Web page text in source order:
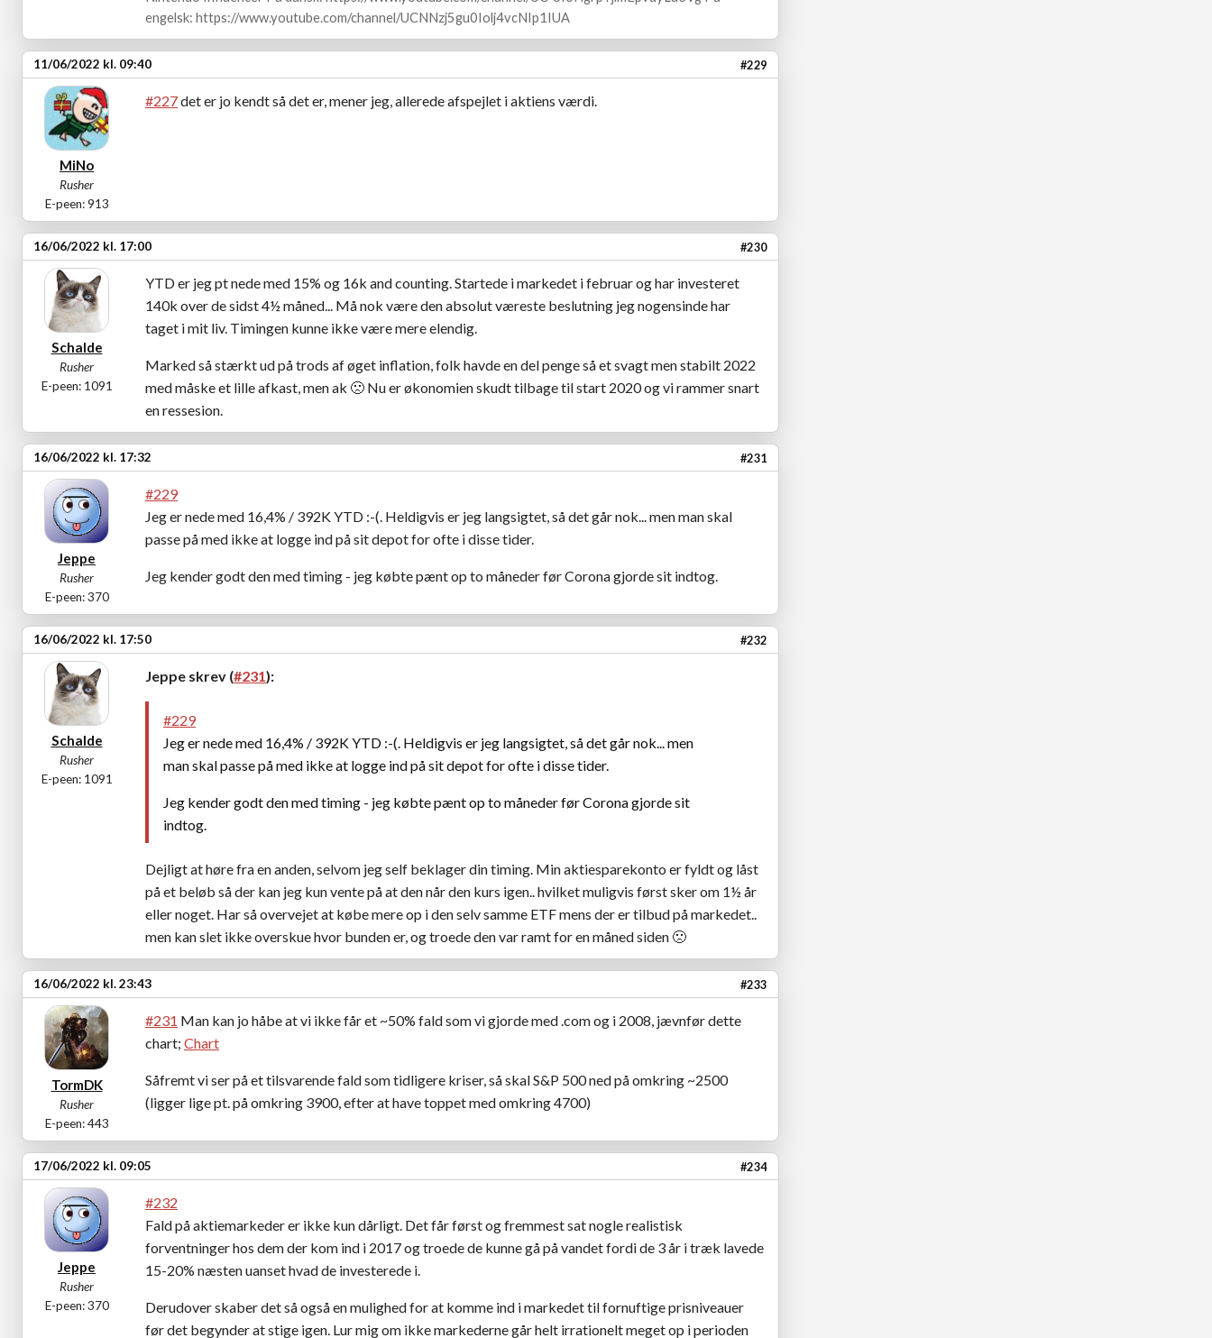
engelsk: https://www.youtube.com/channel/UCNNzj5gu0Iolj4vcNIp1IUA
11/06/2022 kl. 09:40 #229
MiNo
Rusher
E-peen: 913
#227det er jo kendt så det er, mener jeg, allerede afspejlet i aktiens værdi.
16/06/2022 kl. 17:00 #230
Schalde
Rusher
E-peen: 1091
YTD er jeg pt nede med 15% og 16k and counting. Startede i markedet i februar og har investeret
140k over de sidst 4½ måned... Må nok være den absolut væreste beslutning jeg nogensinde har
taget i mit liv. Timingen kunne ikke være mere elendig.
Marked så stærkt ud på trods af øget inflation, folk havde en del penge så et svagt men stabilt 2022
med måske et lille afkast, men ak 🙁 Nu er økonomien skudt tilbage til start 2020 og vi rammer snart
en ressesion.
16/06/2022 kl. 17:32 #231
Jeppe
Rusher
E-peen: 370
#229
Jeg er nede med 16,4% / 392K YTD :-(. Heldigvis er jeg langsigtet, så det går nok... men man skal
passe på med ikke at logge ind på sit depot for ofte i disse tider.
Jeg kender godt den med timing - jeg købte pænt op to måneder før Corona gjorde sit indtog.
16/06/2022 kl. 17:50 #232
Schalde
Rusher
E-peen: 1091
Jeppe skrev (#231):
#229
Jeg er nede med 16,4% / 392K YTD :-(. Heldigvis er jeg langsigtet, så det går nok... men
man skal passe på med ikke at logge ind på sit depot for ofte i disse tider.
Jeg kender godt den med timing - jeg købte pænt op to måneder før Corona gjorde sit
indtog.
Dejligt at høre fra en anden, selvom jeg self beklager din timing. Min aktiesparekonto er fyldt og låst
på et beløb så der kan jeg kun vente på at den når den kurs igen.. hvilket muligvis først sker om 1½ år
eller noget. Har så overvejet at købe mere op i den selv samme ETF mens der er tilbud på markedet..
men kan slet ikke overskue hvor bunden er, og troede den var ramt for en måned siden 🙁
16/06/2022 kl. 23:43 #233
TormDK
Rusher
E-peen: 443
#231 Man kan jo håbe at vi ikke får et ~50% fald som vi gjorde med .com og i 2008, jævnfør dette
chart; Chart
Såfremt vi ser på et tilsvarende fald som tidligere kriser, så skal S&P 500 ned på omkring ~2500
(ligger lige pt. på omkring 3900, efter at have toppet med omkring 4700)
17/06/2022 kl. 09:05 #234
Jeppe
Rusher
E-peen: 370
#232
Fald på aktiemarkeder er ikke kun dårligt. Det får først og fremmest sat nogle realistisk
forventninger hos dem der kom ind i 2017 og troede de kunne gå på vandet fordi de 3 år i træk lavede
15-20% næsten uanset hvad de investerede i.
Derudover skaber det så også en mulighed for at komme ind i markedet til fornuftige prisniveauer
før det begynder at stige igen. Lur mig om ikke markederne går helt irrationelt meget op i perioden